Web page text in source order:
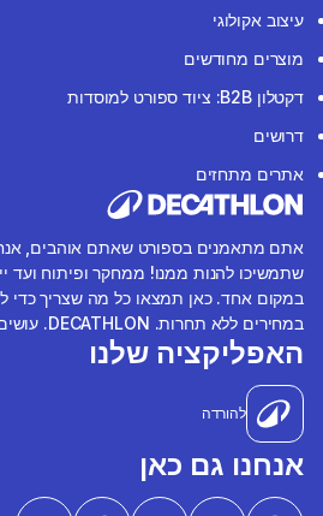
עיצוב אקולוגי
מוצרים מחודשים
דקטלון B2B: ציוד ספורט למוסדות
דרושים
אתרים מתחזים
אתם מתאמנים בספורט שאתם אוהבים,
שתמשיכו להנות ממנו! ממחקר ופיתוח ועד
במקום אחד. כאן תמצאו כל מה שצריך כדי
במחירים ללא תחרות. DECATHLON. עושים ספורט יחד!
האפליקציה שלנו
להורדה
אנחנו גם כאן